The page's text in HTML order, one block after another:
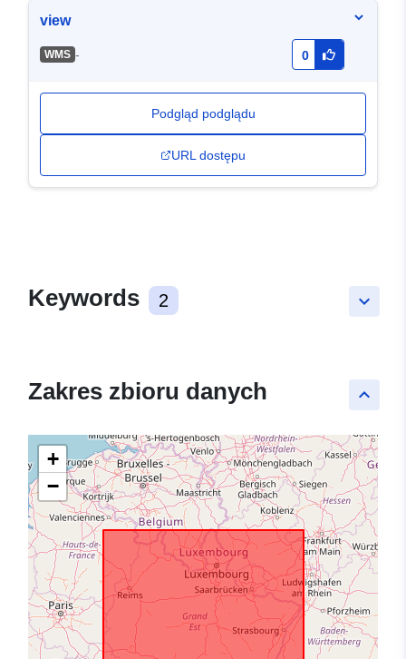
view
WMS - 0
Podgląd podglądu
URL dostępu
keyboard_arrow_down
Keywords 2
keyboard_arrow_up
Zakres zbioru danych
+
−